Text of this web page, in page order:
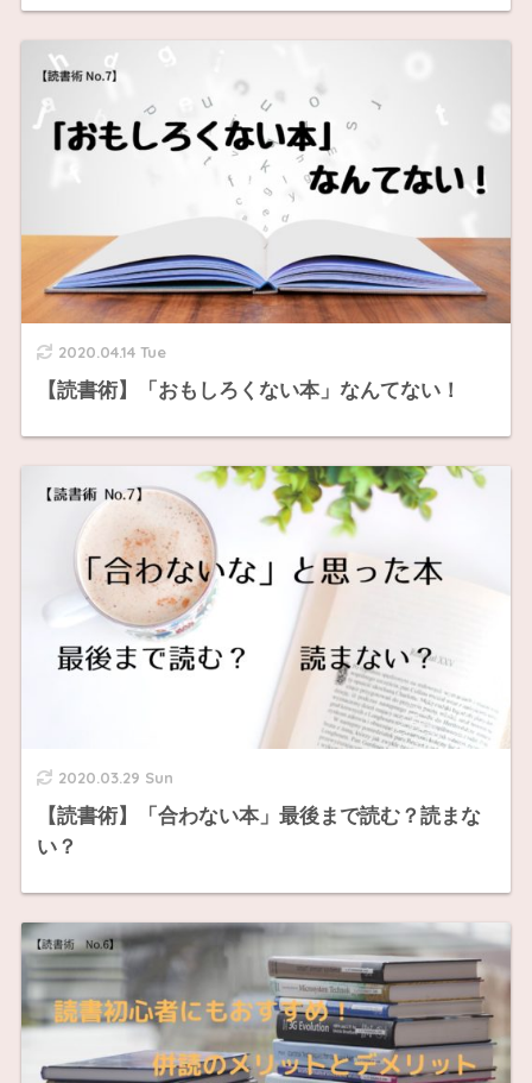
2020.04.14 Tue
【読書術】「おもしろくない本」なんてない！
2020.03.29 Sun
【読書術】「合わない本」最後まで読む？読まな
い？